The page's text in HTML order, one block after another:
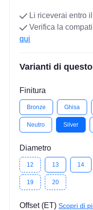
Li riceverai entro
Verifica la
qui
Varianti di
Finitura
Bronze Ghisa
Neutro Silver
Diametro
12 13 14
19 20
Offset (ET)Scopri di